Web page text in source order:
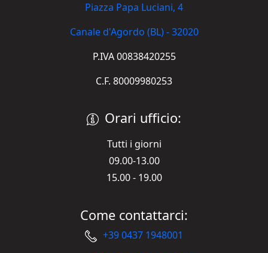
Piazza Papa Luciani, 4
Canale d'Agordo (BL) - 32020
P.IVA 00838420255
C.F. 80009980253
Orari ufficio:
Tutti i giorni
09.00-13.00
15.00 - 19.00
Come contattarci:
+39 0437 1948001